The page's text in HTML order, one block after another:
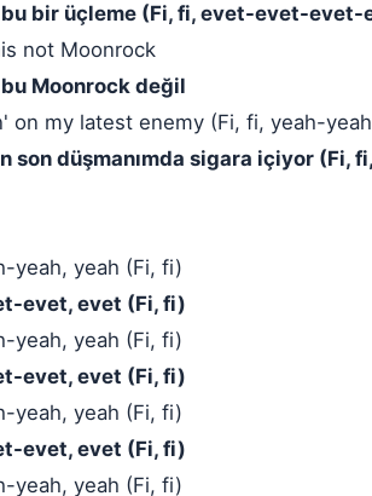
bu bir üçleme (Fi, fi, evet-evet-evet-
not Moonrock
Moonrock değil
on my latest enemy (Fi, fi, yeah-
son düşmanımda sigara içiyor (Fi,
yeah, yeah (Fi, fi)
evet, evet (Fi, fi)
yeah, yeah (Fi, fi)
evet, evet (Fi, fi)
yeah, yeah (Fi, fi)
evet, evet (Fi, fi)
yeah, yeah (Fi, fi)